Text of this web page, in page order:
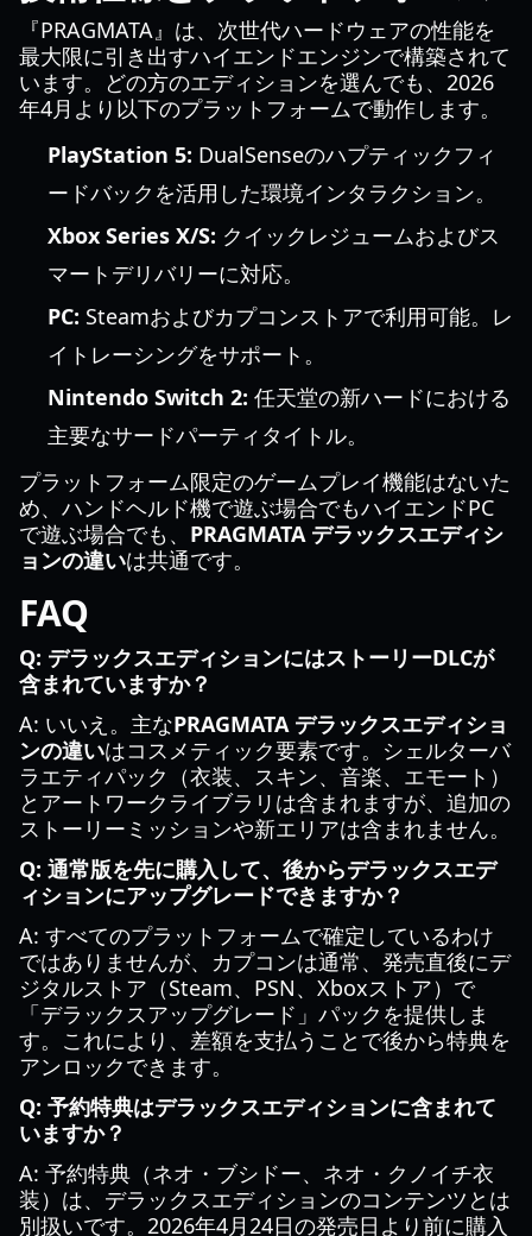
『PRAGMATA』は、次世代ハードウェアの性能を
最大限に引き出すハイエンドエンジンで構築されて
います。どの方のエディションを選んでも、2026
年4月より以下のプラットフォームで動作します。
PlayStation 5: DualSenseのハプティックフィ
ードバックを活用した環境インタラクション。
Xbox Series X/S: クイックレジュームおよびス
マートデリバリーに対応。
PC: Steamおよびカプコンストアで利用可能。レ
イトレーシングをサポート。
Nintendo Switch 2: 任天堂の新ハードにおける
主要なサードパーティタイトル。
プラットフォーム限定のゲームプレイ機能はないた
め、ハンドヘルド機で遊ぶ場合でもハイエンドPC
で遊ぶ場合でも、 PRAGMATA デラックスエディシ
ョンの違いは共通です。
FAQ
Q: デラックスエディションにはストーリーDLCが
含まれていますか？
A: いいえ。主なPRAGMATA デラックスエディショ
ンの違いはコスメティック要素です。シェルターバ
ラエティパック（衣装、スキン、音楽、エモート）
とアートワークライブラリは含まれますが、追加の
ストーリーミッションや新エリアは含まれません。
Q: 通常版を先に購入して、後からデラックスエデ
ィションにアップグレードできますか？
A: すべてのプラットフォームで確定しているわけ
ではありませんが、カプコンは通常、発売直後にデ
ジタルストア（Steam、PSN、Xboxストア）で
「デラックスアップグレード」パックを提供しま
す。これにより、差額を支払うことで後から特典を
アンロックできます。
Q: 予約特典はデラックスエディションに含まれて
いますか？
A: 予約特典（ネオ・ブシドー、ネオ・クノイチ衣
装）は、デラックスエディションのコンテンツとは
別扱いです。2026年4月24日の発売日より前に購入